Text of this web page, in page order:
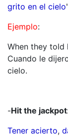
grito en el cielo
Ejemplo:
When they told
Cuando le
cielo.
-Hit the jackpot
Tener acierto,